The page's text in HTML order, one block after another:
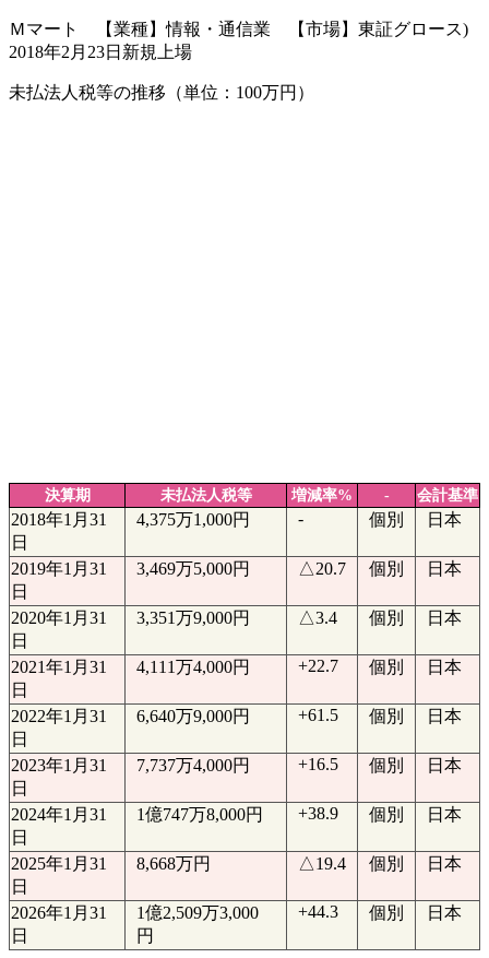
Ｍマート 【業種】情報・通信業 【市場】東証グロース)
2018年2月23日新規上場
未払法人税等の推移（単位：100万円）
決算期 未払法人税等 増減率% - 会計基準
2018年1月31
日
4,375万1,000円 - 個別 日本
2019年1月31
日
3,469万5,000円 △20.7 個別 日本
2020年1月31
日
3,351万9,000円 △3.4 個別 日本
2021年1月31
日
4,111万4,000円 +22.7 個別 日本
2022年1月31
日
6,640万9,000円 +61.5 個別 日本
2023年1月31
日
7,737万4,000円 +16.5 個別 日本
2024年1月31
日
1億747万8,000円 +38.9 個別 日本
2025年1月31
日
8,668万円 △19.4 個別 日本
2026年1月31
日
1億2,509万3,000
円
+44.3 個別 日本